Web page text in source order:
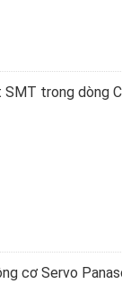
trong dòng
cơ Servo